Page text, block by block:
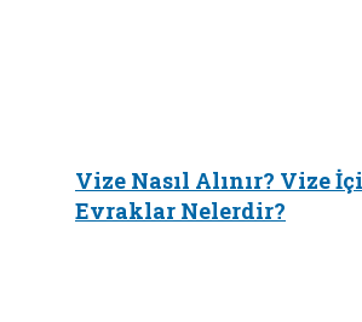
Vize Nasıl Alınır? Vize
Evraklar Nelerdir?